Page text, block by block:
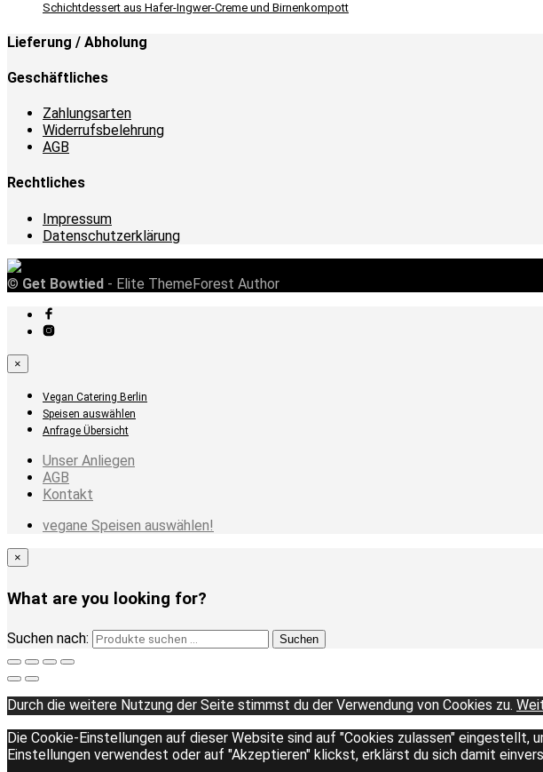
Schichtdessert aus Hafer-Ingwer-Creme und Birnenkompott
Lieferung / Abholung
Geschäftliches
Zahlungsarten
Widerrufsbelehrung
AGB
Rechtliches
Impressum
Datenschutzerklärung
© Get Bowtied - Elite ThemeForest Author
×
Vegan Catering Berlin
Speisen auswählen
Anfrage Übersicht
Unser Anliegen
AGB
Kontakt
vegane Speisen auswählen!
×
What are you looking for?
Suchen nach: Suchen
Durch die weitere Nutzung der Seite stimmst du der Verwendung von Cookies zu.
Die Cookie-Einstellungen auf dieser Website sind auf "Cookies zulassen"
Einstellungen verwendest oder auf "Akzeptieren" klickst, erklärst du sich damit